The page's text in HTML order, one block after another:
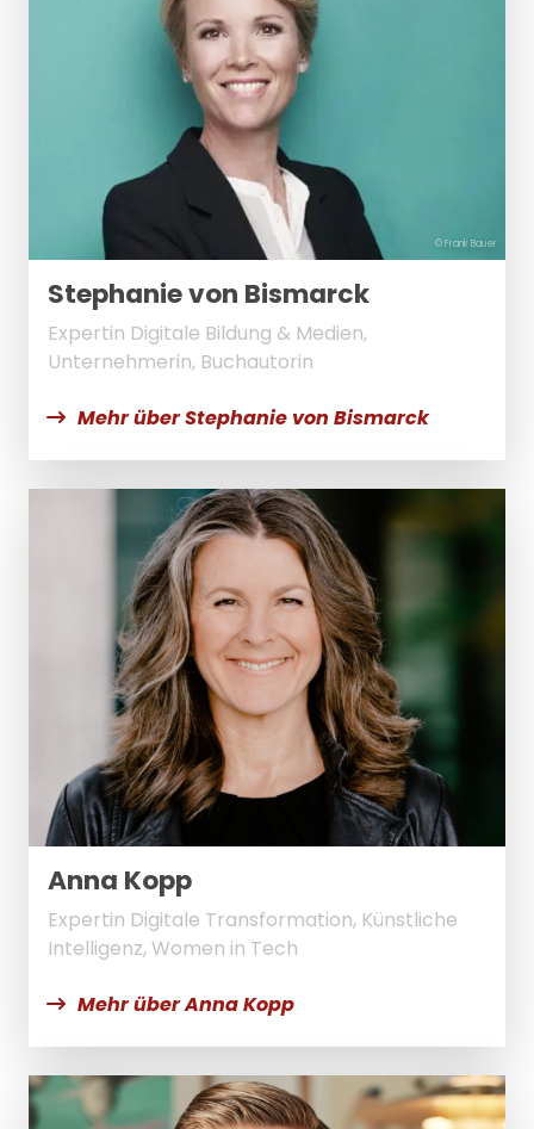
© Frank Bauer
Stephanie von Bismarck
Expertin Digitale Bildung & Medien,
Unternehmerin, Buchautorin
Mehr über Stephanie von Bismarck
Anna Kopp
Expertin Digitale Transformation, Künstliche
Intelligenz, Women in Tech
Mehr über Anna Kopp